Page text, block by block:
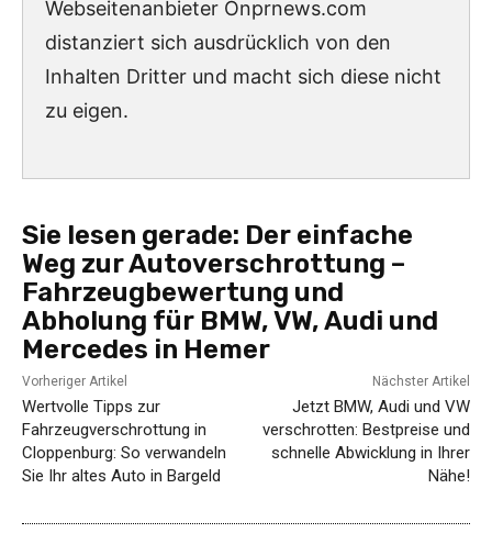
Webseitenanbieter Onprnews.com
distanziert sich ausdrücklich von den
Inhalten Dritter und macht sich diese nicht
zu eigen.
Sie lesen gerade: Der einfache
Weg zur Autoverschrottung –
Fahrzeugbewertung und
Abholung für BMW, VW, Audi und
Mercedes in Hemer
Vorheriger Artikel
Wertvolle Tipps zur
Fahrzeugverschrottung in
Cloppenburg: So verwandeln
Sie Ihr altes Auto in Bargeld
Nächster Artikel
Jetzt BMW, Audi und VW
verschrotten: Bestpreise und
schnelle Abwicklung in Ihrer
Nähe!